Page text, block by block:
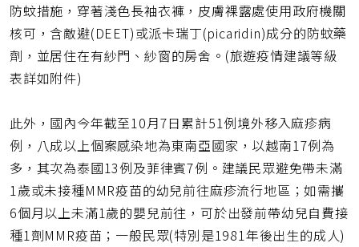
防蚊措施，穿著淺色長袖衣褲，皮膚裸露處使用政府機關
核可，含敵避(DEET)或派卡瑞丁(picaridin)成分的防蚊藥
劑，並居住在有紗門、紗窗的房舍。(旅遊疫情建議等級
表詳如附件)
此外，國內今年截至10月7日累計51例境外移入麻疹病
例，八成以上個案感染地為東南亞國家，以越南17例為
多，其次為泰國13例及菲律賓7例。建議民眾避免帶未滿
1歲或未接種MMR疫苗的幼兒前往麻疹流行地區；如需攜
6個月以上未滿1歲的嬰兒前往，可於出發前帶幼兒自費接
種1劑MMR疫苗；一般民眾(特別是1981年後出生的成人)